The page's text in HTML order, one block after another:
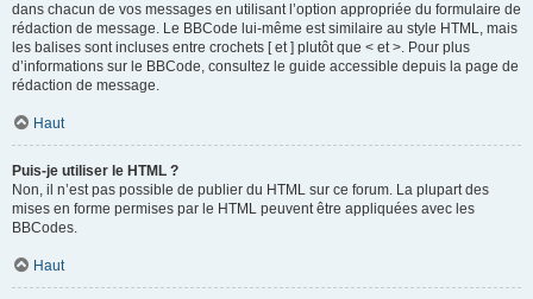
dans chacun de vos messages en utilisant l’option appropriée du formulaire de
rédaction de message. Le BBCode lui-même est similaire au style HTML, mais
les balises sont incluses entre crochets [ et ] plutôt que < et >. Pour plus
d’informations sur le BBCode, consultez le guide accessible depuis la page de
rédaction de message.
Haut
Puis-je utiliser le HTML ?
Non, il n’est pas possible de publier du HTML sur ce forum. La plupart des
mises en forme permises par le HTML peuvent être appliquées avec les
BBCodes.
Haut